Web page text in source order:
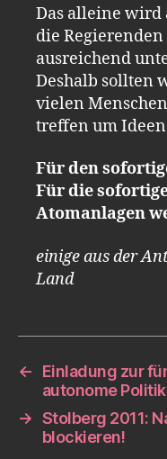
Das alleine wird
die
ausreichend
Deshalb sollten
vielen
treffen um
Für den
Für die
Atomanlagen
einige aus der
Land
←
Einladung zur
autonome Politik
→ Stolberg 2011:
blockieren!